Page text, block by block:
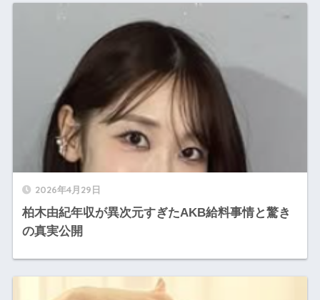
2026年4月29日
柏木由紀年収が異次元すぎたAKB給料事情と驚き
の真実公開